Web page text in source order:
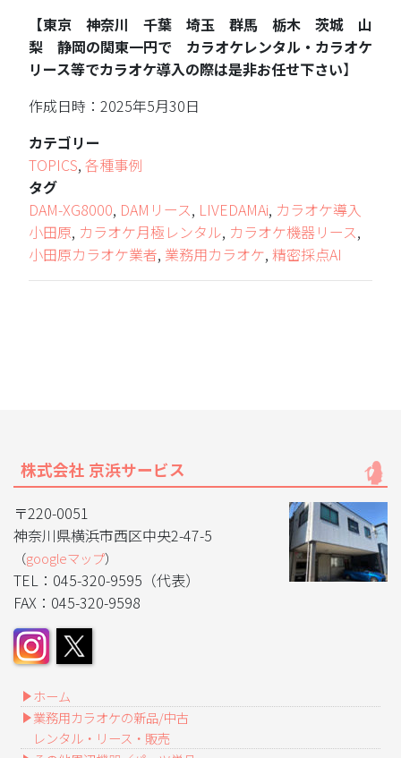
【東京 神奈川 千葉 埼玉 群馬 栃木 茨城 山
梨 静岡の関東一円で カラオケレンタル・カラオケ
リース等でカラオケ導入の際は是非お任せ下さい】
作成日時：2025年5月30日
カテゴリー
TOPICS, 各種事例
タグ
DAM-XG8000, DAMリース, LIVEDAMAi, カラオケ導入
小田原, カラオケ月極レンタル, カラオケ機器リース,
小田原カラオケ業者, 業務用カラオケ, 精密採点AI
株式会社 京浜サービス
〒220-0051
神奈川県横浜市西区中央2-47-5
（googleマップ）
TEL：045-320-9595（代表）
FAX：045-320-9598
ホーム
業務用カラオケの新品/中古
レンタル・リース・販売